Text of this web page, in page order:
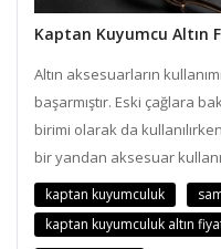
Kaptan Kuyumcu Altın
Altın aksesuarların
başarmıştır. Eski çağlara
birimi olarak da
bir yandan aksesuar
kaptan kuyumculuk
kaptan kuyumculuk altın